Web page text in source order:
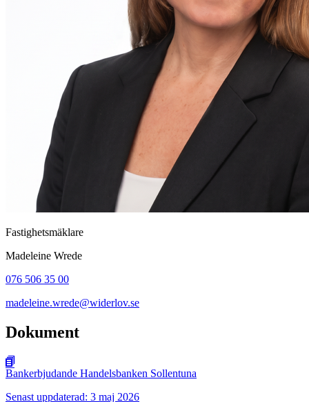
Fastighetsmäklare
Madeleine Wrede
076 506 35 00
madeleine.wrede@widerlov.se
Dokument
Bankerbjudande Handelsbanken Sollentuna
Senast uppdaterad: 3 maj 2026